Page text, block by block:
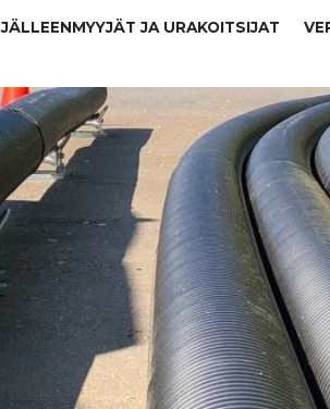
JÄLLEENMYYJÄT JA URAKOITSIJAT